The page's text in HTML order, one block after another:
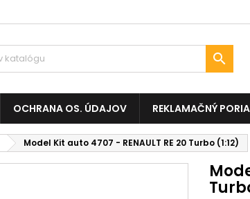

OCHRANA OS. ÚDAJOV REKLAMAČNÝ
Model Kit auto 4707 - RENAULT RE 20 Turbo (1:12)